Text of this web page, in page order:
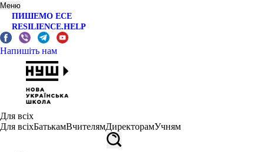
Меню
ПИШЕМО ЕСЕ
RESILIENCE.HELP
Напишіть нам
Для всіх
Для всіхБатькамВчителямДиректорамУчням